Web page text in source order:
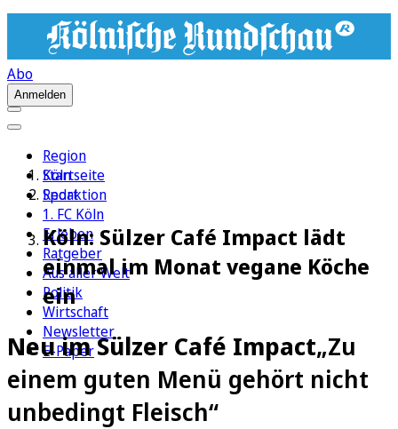
Abo
Anmelden
Region
Köln
Sport
1. FC Köln
Erleben
Ratgeber
Aus aller Welt
Politik
Wirtschaft
Newsletter
E-Paper
Startseite
Redaktion
Köln: Sülzer Café Impact lädt
einmal im Monat vegane Köche
ein
Neu im Sülzer Café Impact„Zu
einem guten Menü gehört nicht
unbedingt Fleisch“